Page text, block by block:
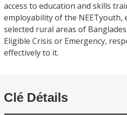
access to education and skills
employability of the NEETyouth,
selected rural areas of
Eligible Crisis or Emergency,
effectively to it.
Clé Détails